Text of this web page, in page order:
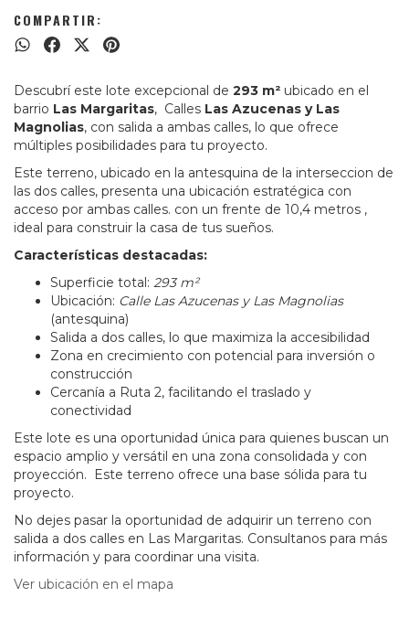
COMPARTIR:
Descubrí este lote excepcional de 293 m² ubicado en el
barrio Las Margaritas, Calles Las Azucenas y Las
Magnolias, con salida a ambas calles, lo que ofrece
múltiples posibilidades para tu proyecto.
Este terreno, ubicado en la antesquina de la interseccion de
las dos calles, presenta una ubicación estratégica con
acceso por ambas calles. con un frente de 10,4 metros ,
ideal para construir la casa de tus sueños.
Características destacadas:
Superficie total: 293 m²
Ubicación: Calle Las Azucenas y Las Magnolias
(antesquina)
Salida a dos calles, lo que maximiza la accesibilidad
Zona en crecimiento con potencial para inversión o
construcción
Cercanía a Ruta 2, facilitando el traslado y
conectividad
Este lote es una oportunidad única para quienes buscan un
espacio amplio y versátil en una zona consolidada y con
proyección. Este terreno ofrece una base sólida para tu
proyecto.
No dejes pasar la oportunidad de adquirir un terreno con
salida a dos calles en Las Margaritas. Consultanos para más
información y para coordinar una visita.
Ver ubicación en el mapa